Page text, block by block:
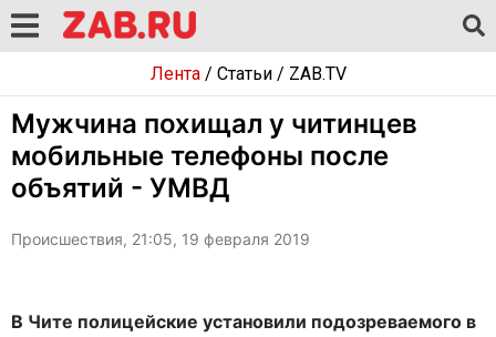
Лента/ Статьи/ ZAB.TV
Мужчина похищал у читинцев
мобильные телефоны после
объятий - УМВД
Происшествия, 21:05, 19 февраля 2019
В Чите полицейские установили подозреваемого в